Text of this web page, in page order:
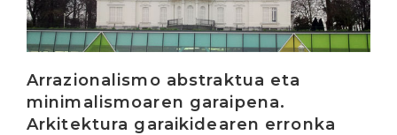
Arrazionalismo abstraktua eta
minimalismoaren garaipena.
Arkitektura garaikidearen erronka